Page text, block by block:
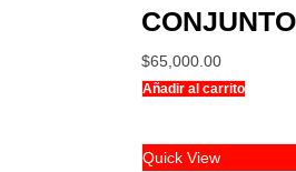
$65,000.00
Añadir al carrito
Quick View